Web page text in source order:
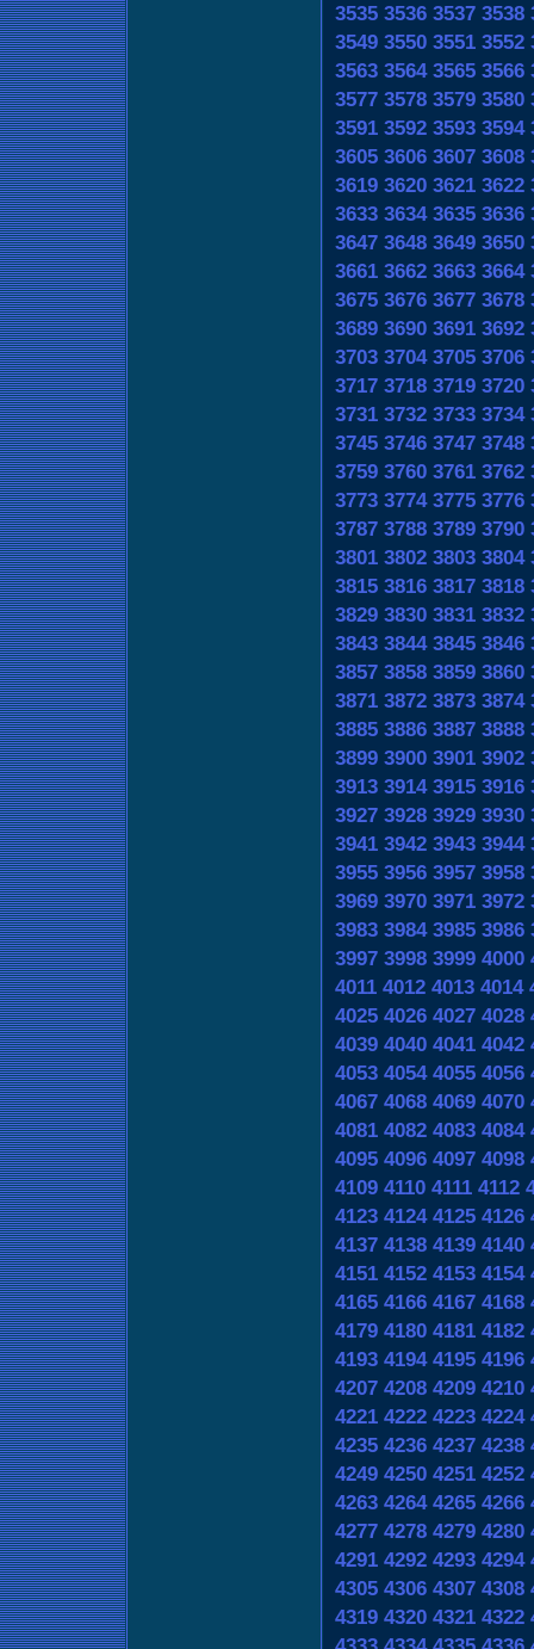
3535 3536 3537 3538
3549 3550 3551 3552
3563 3564 3565 3566
3577 3578 3579 3580
3591 3592 3593 3594
3605 3606 3607 3608
3619 3620 3621 3622
3633 3634 3635 3636
3647 3648 3649 3650
3661 3662 3663 3664
3675 3676 3677 3678
3689 3690 3691 3692
3703 3704 3705 3706
3717 3718 3719 3720
3731 3732 3733 3734
3745 3746 3747 3748
3759 3760 3761 3762
3773 3774 3775 3776
3787 3788 3789 3790
3801 3802 3803 3804
3815 3816 3817 3818
3829 3830 3831 3832
3843 3844 3845 3846
3857 3858 3859 3860
3871 3872 3873 3874
3885 3886 3887 3888
3899 3900 3901 3902
3913 3914 3915 3916
3927 3928 3929 3930
3941 3942 3943 3944
3955 3956 3957 3958
3969 3970 3971 3972
3983 3984 3985 3986
3997 3998 3999 4000
4011 4012 4013 4014
4025 4026 4027 4028
4039 4040 4041 4042
4053 4054 4055 4056
4067 4068 4069 4070
4081 4082 4083 4084
4095 4096 4097 4098
4109 4110 4111 4112
4123 4124 4125 4126
4137 4138 4139 4140
4151 4152 4153 4154
4165 4166 4167 4168
4179 4180 4181 4182
4193 4194 4195 4196
4207 4208 4209 4210
4221 4222 4223 4224
4235 4236 4237 4238
4249 4250 4251 4252
4263 4264 4265 4266
4277 4278 4279 4280
4291 4292 4293 4294
4305 4306 4307 4308
4319 4320 4321 4322